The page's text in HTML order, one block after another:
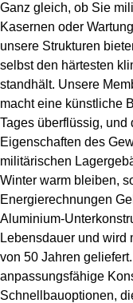
Ganz gleich, ob Sie
Kasernen oder
unsere Strukturen
selbst den härtesten
standhält. Unsere
macht eine künstliche
Tages überflüssig, und
Eigenschaften des
militärischen
Winter warm bleiben,
Energierechnungen
Aluminium-
Lebensdauer und wird
von 50 Jahren
anpassungsfähige
Schnellbauoptionen,